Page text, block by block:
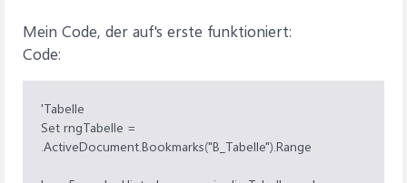
& Me!sfm_AVAntrag01.Form!EIN_PS
Set rcsHinter = db.OpenRecordset(strSQLHinter,
If Not rcsHinter.EOF Then
rcsHinter.MoveLast
Mein Code, der auf's erste funktioniert:
Code:
'Tabelle
Set rngTabelle =
.ActiveDocument.Bookmarks("B_Tabelle").Range